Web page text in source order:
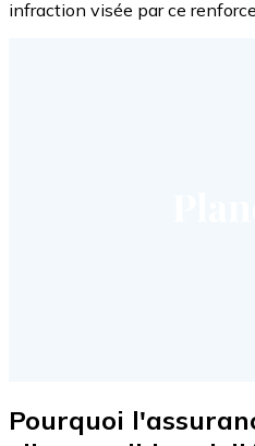
infraction visée par ce
Pourquoi